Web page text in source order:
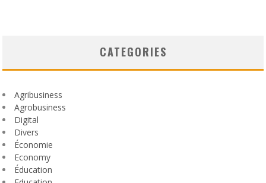
CATEGORIES
Agribusiness
Agrobusiness
Digital
Divers
Économie
Economy
Éducation